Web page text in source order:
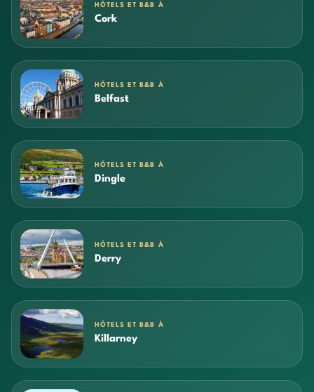
HÔTELS ET B&B À
Cork
HÔTELS ET B&B À
Belfast
HÔTELS ET B&B À
Dingle
HÔTELS ET B&B À
Derry
HÔTELS ET B&B À
Killarney